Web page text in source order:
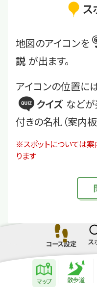
ス
地図のアイコンを
説 が出ます。
アイコンの位置に
クイズ などが
付きの名札（案内板
※スポットについては
ります
コース設定 ス
マップ 散歩道
散歩